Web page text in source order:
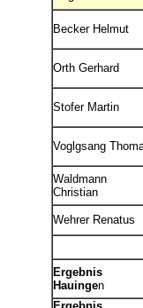
Becker Helmut
Orth Gerhard
Stofer Martin
Voglgsang
Waldmann
Christian
Wehrer Renatus
Ergebnis
Hauingen